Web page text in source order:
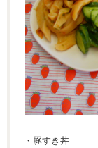
・豚すき丼